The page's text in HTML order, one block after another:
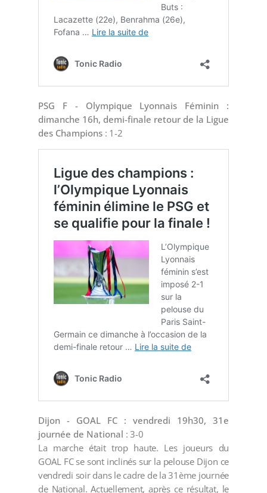
PSG F - Olympique Lyonnais Féminin :
dimanche 16h, demi-finale retour de la Ligue
des Champions : 1-2
Dijon - GOAL FC : vendredi 19h30, 31e
journée de National : 3-0
La marche était trop haute. Les joueurs du
GOAL FC se sont inclinés sur la pelouse Dijon ce
vendredi soir dans le cadre de la 31ème journée
de National. Actuellement, après ce résultat, le